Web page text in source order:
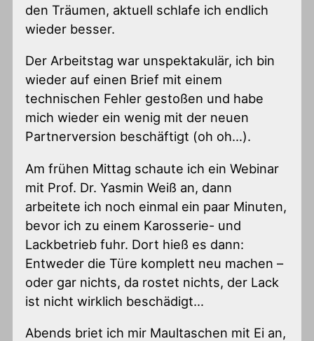
den Träumen, aktuell schlafe ich endlich
wieder besser.
Der Arbeitstag war unspektakulär, ich bin
wieder auf einen Brief mit einem
technischen Fehler gestoßen und habe
mich wieder ein wenig mit der neuen
Partnerversion beschäftigt (oh oh…).
Am frühen Mittag schaute ich ein Webinar
mit Prof. Dr. Yasmin Weiß an, dann
arbeitete ich noch einmal ein paar Minuten,
bevor ich zu einem Karosserie- und
Lackbetrieb fuhr. Dort hieß es dann:
Entweder die Türe komplett neu machen –
oder gar nichts, da rostet nichts, der Lack
ist nicht wirklich beschädigt…
Abends briet ich mir Maultaschen mit Ei an,